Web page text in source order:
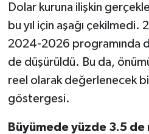
Dolar kuruna ilişkin
bu yıl için aşağı
2024-2026 programında
de düşürüldü. Bu da,
reel olarak değerlenecek
göstergesi.
Büyümede yüzde 3.5 de